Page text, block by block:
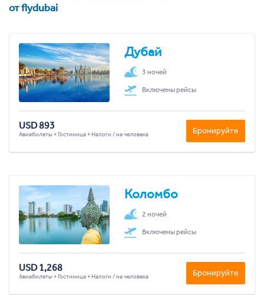
от flydubai
Дубай
3 ночей
Включены рейсы
USD 893
Авиабилеты + Гостиница + Налоги / на человека Бронируйте
Коломбо
2 ночей
Включены рейсы
USD 1,268
Авиабилеты + Гостиница + Налоги / на человека Бронируйте